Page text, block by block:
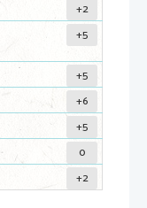
+2
+5
+5
+6
+5
0
+2